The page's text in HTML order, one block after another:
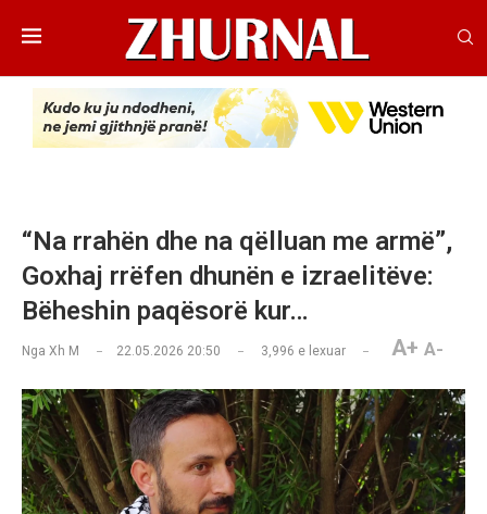
“Na rrahën dhe na qëlluan me armë”,
Goxhaj rrëfen dhunën e izraelitëve:
Bëheshin paqësorë kur…
Nga Xh M 22.05.2026 20:50 3,996 e lexuar A+ A-